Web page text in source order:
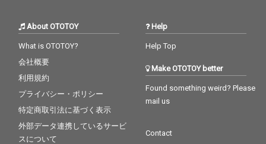
About OTOTOY
What is OTOTOY?
会社概要
利用規約
プライバシー・ポリシー
特定商取引法に基づく表示
外部データ連携しているサービ
スについて
Help
Help Top
Make OTOTOY better
Found something weird? Please
mail us
Contact